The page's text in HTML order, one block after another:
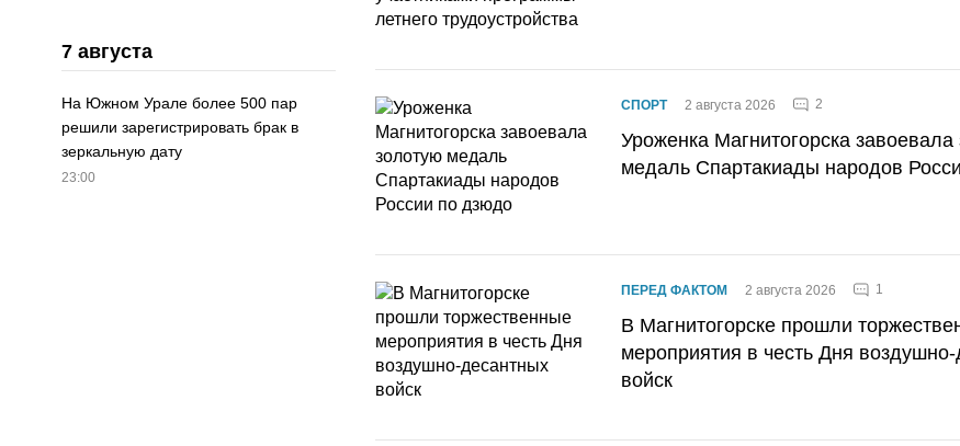
7 августа
На Южном Урале более 500 пар
решили зарегистрировать брак в
зеркальную дату
23:00
СПОРТ 2 августа 2026 2
Уроженка Магнитогорска завоевала
медаль Спартакиады народов
ПЕРЕД ФАКТОМ 2 августа 2026 1
В Магнитогорске прошли
мероприятия в честь Дня
войск